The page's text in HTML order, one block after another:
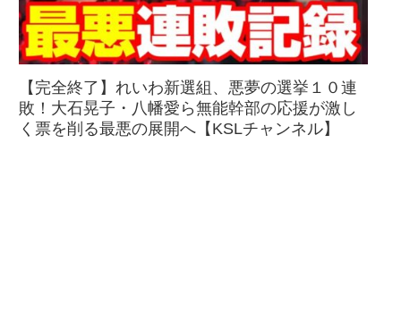
【完全終了】れいわ新選組、悪夢の選挙１０連
敗！大石晃子・八幡愛ら無能幹部の応援が激し
く票を削る最悪の展開へ【KSLチャンネル】